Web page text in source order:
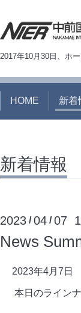
2017年10月30日、ホ
HOME 新着
新着情報
2023 /04 /07
News
2023年4月7 日
本日のライン